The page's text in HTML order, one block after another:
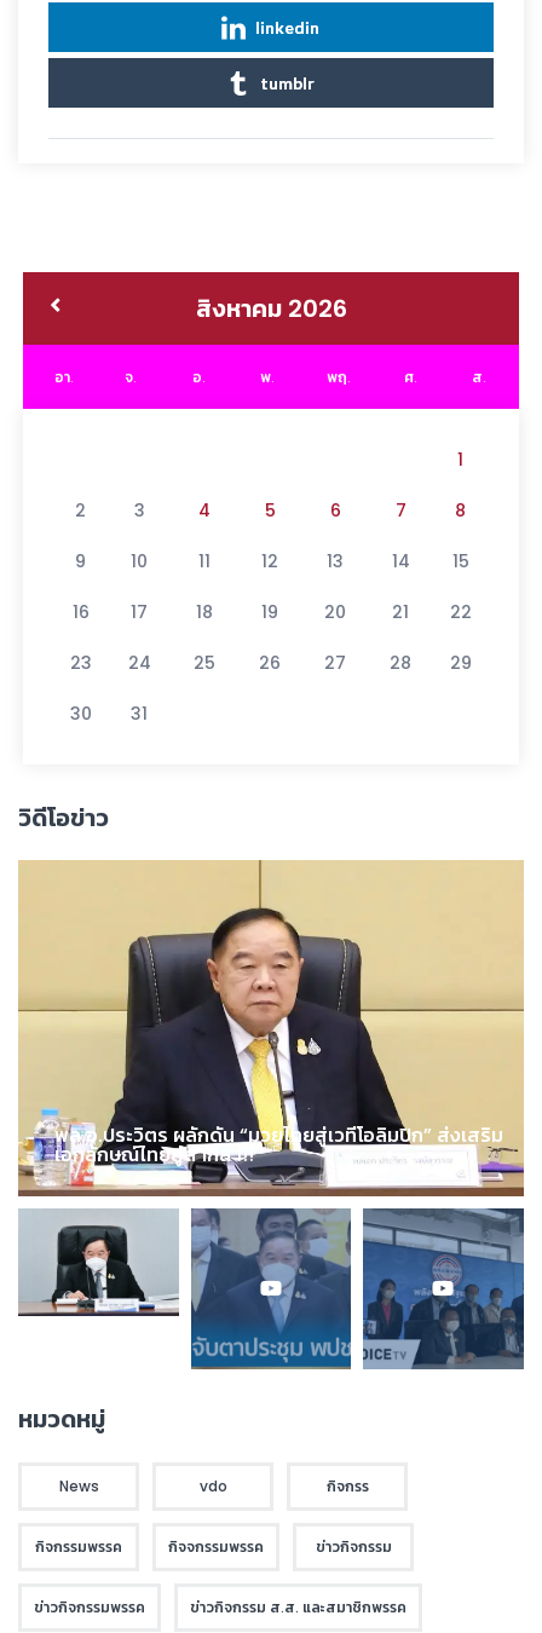
linkedin
tumblr
สิงหาคม 2026
อา. จ. อ. พ. พฤ. ศ. ส.
1
2 3 4 5 6 7 8
9 10 11 12 13 14 15
16 17 18 19 20 21 22
23 24 25 26 27 28 29
30 31
วิดีโอข่าว
พล.อ.ประวิตร ผลักดัน “มวยไทยสู่เวทีโอลิมปิก” ส่งเสริม
เอกลักษณ์ไทยสู่สากล !!!
หมวดหมู่
News vdo กิจกรร
กิจกรรมพรรค กิจจกรรมพรรค ข่าวกิจกรรม
ข่าวกิจกรรมพรรค ข่าวกิจกรรม ส.ส. และสมาชิกพรรค